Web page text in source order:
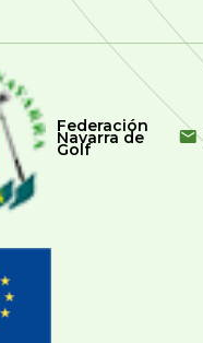
Federación
Navarra de
Golf